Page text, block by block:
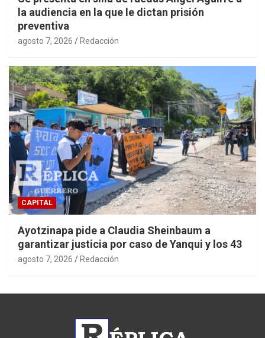
la audiencia en la que le dictan prisión
preventiva
agosto 7, 2026 Redacción
CAPITAL
Ayotzinapa pide a Claudia Sheinbaum a
garantizar justicia por caso de Yanqui y los 43
agosto 7, 2026 Redacción